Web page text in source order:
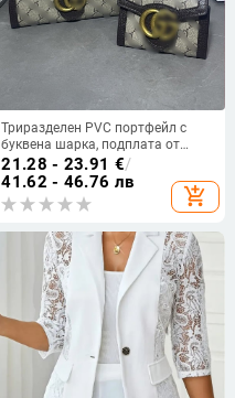
Триразделен PVC портфейл с
буквена шарка, подплата от
синтетична кожа,
износоустойчив, против кражба,
за съхранение на карти, Зима
2025
21.28 - 23.91 €/
41.62 - 46.76 лв
add_shopping_cart